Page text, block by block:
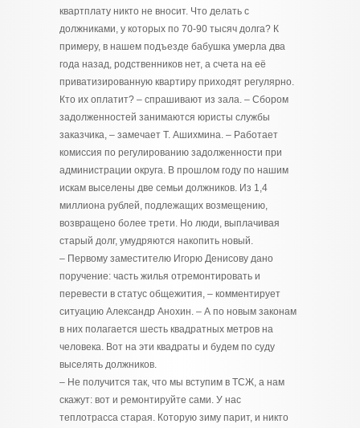
квартплату никто не вносит. Что делать с
должниками, у которых по 70-90 тысяч долга? К
примеру, в нашем подъезде бабушка умерла два
года назад, родственников нет, а счета на её
приватизированную квартиру приходят регулярно.
Кто их оплатит? – спрашивают из зала. – Сбором
задолженностей занимаются юристы службы
заказчика, – замечает Т. Ашихмина. – Работает
комиссия по регулированию задолженности при
администрации округа. В прошлом году по нашим
искам выселены две семьи должников. Из 1,4
миллиона рублей, подлежащих возмещению,
возвращено более трети. Но люди, выплачивая
старый долг, умудряются накопить новый.
– Первому заместителю Игорю Денисову дано
поручение: часть жилья отремонтировать и
перевести в статус общежития, – комментирует
ситуацию Александр Анохин. – А по новым законам
в них полагается шесть квадратных метров на
человека. Вот на эти квадраты и будем по суду
выселять должников.
– Не получится так, что мы вступим в ТСЖ, а нам
скажут: вот и ремонтируйте сами. У нас
теплотрасса старая. Которую зиму парит, и никто